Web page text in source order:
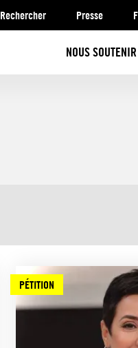
Rechercher Presse
NOUS SOUTENIR
PÉTITION